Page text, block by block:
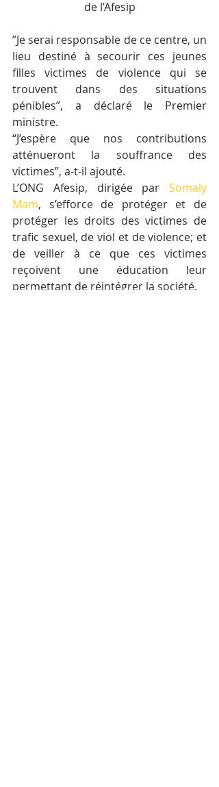
de l’Afesip
”Je serai responsable de ce centre, un
lieu destiné à secourir ces jeunes
filles victimes de violence qui se
trouvent dans des situations
pénibles”, a déclaré le Premier
ministre.
“J’espère que nos contributions
atténueront la souffrance des
victimes”, a-t-il ajouté.
L’ONG Afesip, dirigée par Somaly
Mam, s’efforce de protéger et de
protéger les droits des victimes de
trafic sexuel, de viol et de violence; et
de veiller à ce que ces victimes
reçoivent une éducation leur
permettant de réintégrer la société.